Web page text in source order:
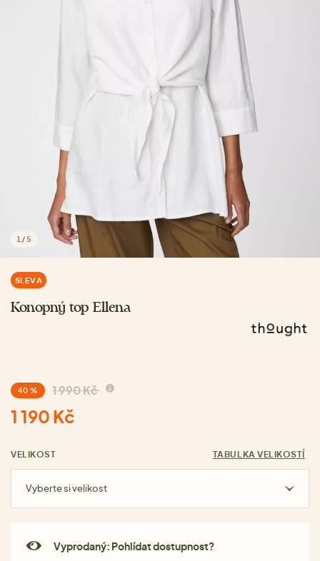
1 /5
SLEVA
Konopný top Ellena
40 % 1 990 Kč
1 190 Kč
VELIKOST TABULKA VELIKOSTÍ
Vyberte si velikost
Vyprodaný: Pohlídat dostupnost?